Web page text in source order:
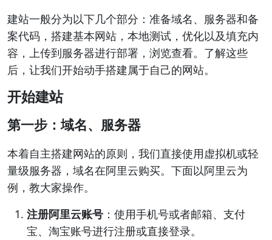
建站一般分为以下几个部分：准备域名、服务器和备
案代码，搭建基本网站，本地测试，优化以及填充内
容，上传到服务器进行部署，浏览查看。了解这些
后，让我们开始动手搭建属于自己的网站。
开始建站
第一步：域名、服务器
本着自主搭建网站的原则，我们直接使用虚拟机或轻
量级服务器，域名在阿里云购买。下面以阿里云为
例，教大家操作。
注册阿里云账号 ：使用手机号或者邮箱、支付
宝、淘宝账号进行注册或直接登录。